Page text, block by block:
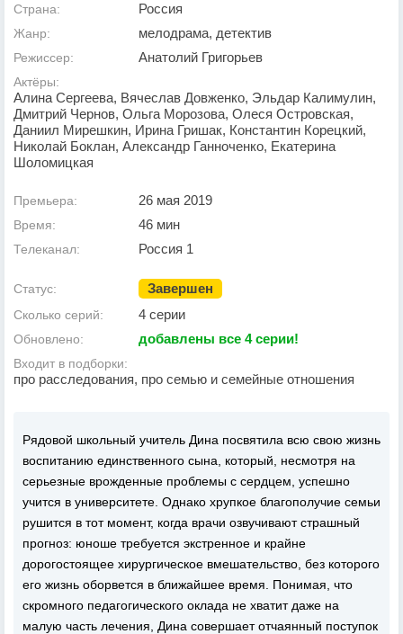
Страна: Россия
Жанр: мелодрама, детектив
Режиссер: Анатолий Григорьев
Актёры:
Алина Сергеева, Вячеслав Довженко, Эльдар Калимулин,
Дмитрий Чернов, Ольга Морозова, Олеся Островская,
Даниил Мирешкин, Ирина Гришак, Константин Корецкий,
Николай Боклан, Александр Ганноченко, Екатерина
Шоломицкая
Премьера: 26 мая 2019
Время: 46 мин
Телеканал: Россия 1
Статус: Завершен
Сколько серий: 4 серии
Обновлено: добавлены все 4 серии!
Входит в подборки:
про расследования, про семью и семейные отношения
Рядовой школьный учитель Дина посвятила всю свою жизнь
воспитанию единственного сына, который, несмотря на
серьезные врожденные проблемы с сердцем, успешно
учится в университете. Однако хрупкое благополучие семьи
рушится в тот момент, когда врачи озвучивают страшный
прогноз: юноше требуется экстренное и крайне
дорогостоящее хирургическое вмешательство, без которого
его жизнь оборвется в ближайшее время. Понимая, что
скромного педагогического оклада не хватит даже на
малую часть лечения, Дина совершает отчаянный поступок